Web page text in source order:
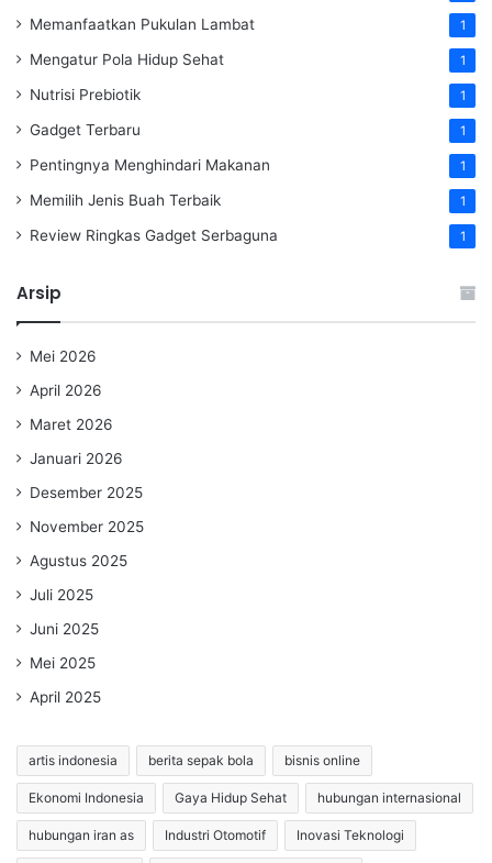
Memanfaatkan Pukulan Lambat 1
Mengatur Pola Hidup Sehat 1
Nutrisi Prebiotik 1
Gadget Terbaru 1
Pentingnya Menghindari Makanan 1
Memilih Jenis Buah Terbaik 1
Review Ringkas Gadget Serbaguna 1
Arsip
Mei 2026
April 2026
Maret 2026
Januari 2026
Desember 2025
November 2025
Agustus 2025
Juli 2025
Juni 2025
Mei 2025
April 2025
artis indonesia berita sepak bola bisnis online
Ekonomi Indonesia Gaya Hidup Sehat hubungan internasional
hubungan iran as Industri Otomotif Inovasi Teknologi